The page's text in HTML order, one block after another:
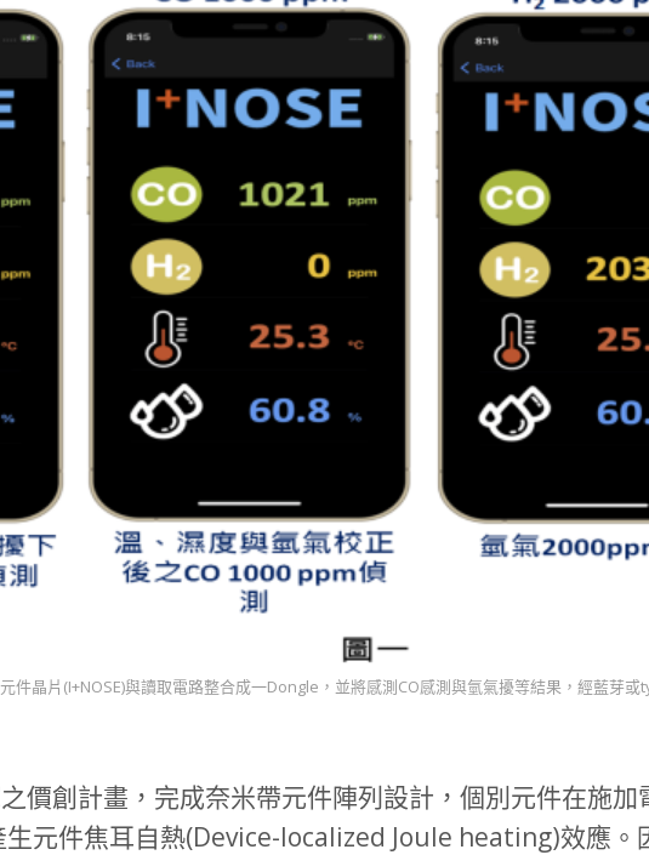
件晶片(I+NOSE)與讀取電路整合成一Dongle，並將感測CO感測與氫氣擾等結果，經藍芽
價創計畫，完成奈米帶元件陣列設計，個別元件在施
元件焦耳自熱(Device-localized Joule heating)效應。